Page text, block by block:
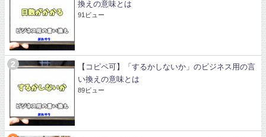
換えの意味とは
91ビュー
【コピペ可】「するかしないか」のビジネス用の言
い換えの意味とは
89ビュー